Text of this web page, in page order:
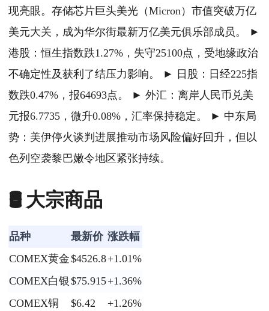
现亮眼。存储芯片巨头美光（Micron）市值突破万亿
美元大关，成为华尔街最新万亿美元俱乐部成员。 ►
港股：恒生指数跌1.27%，失守25100点，受地缘政治
不确定性及获利了结压力影响。 ► 日股：日经225指
数跌0.47%，报64693点。 ► 外汇：离岸人民币兑美
元报6.7735，微升0.08%，汇率保持稳定。 ► 中东局
势：美伊停火谈判进展推动市场风险偏好回升，但以
色列空袭黎巴嫩令地区紧张持续。
🛢️ 大宗商品
品种 最新价 涨跌幅
COMEX黄金$4526.8+1.01%
COMEX白银 $75.915+1.36%
COMEX铜
$6.42 +1.26%